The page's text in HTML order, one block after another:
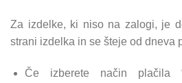
Za izdelke, ki niso na zalogi, je
strani izdelka in se šteje od dneva
Če izberete način plačila